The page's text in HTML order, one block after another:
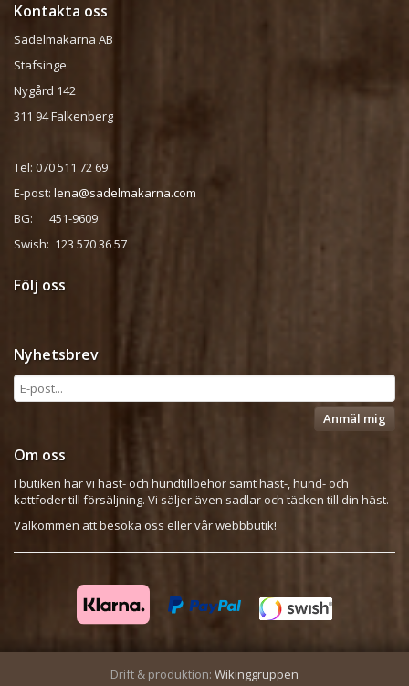
Kontakta oss
Sadelmakarna AB
Stafsinge
Nygård 142
311 94 Falkenberg
Tel: 070 511 72 69
E-post: lena@sadelmakarna.com
BG: 451-9609
Swish: 123 570 36 57
Följ oss
Nyhetsbrev
Anmäl mig
Om oss
I butiken har vi häst- och hundtillbehör samt häst-, hund- och
kattfoder till försäljning. Vi säljer även sadlar och täcken till din häst.
Välkommen att besöka oss eller vår webbbutik!
Drift & produktion: Wikinggruppen